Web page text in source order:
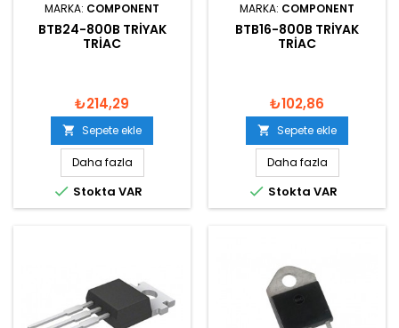
MARKA: COMPONENT
BTB24-800B TRIYAK
TRIAC
₺214,29
 Sepete ekle
Daha fazla
 Stokta VAR
MARKA: COMPONENT
BTB16-800B TRIYAK
TRIAC
₺102,86
 Sepete ekle
Daha fazla
 Stokta VAR